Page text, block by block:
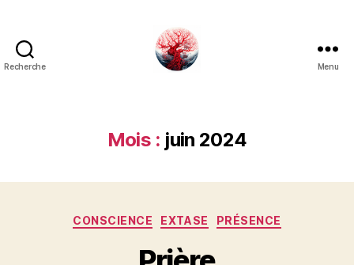
Recherche Menu
Mois : juin 2024
Catégories
CONSCIENCE EXTASE PRÉSENCE